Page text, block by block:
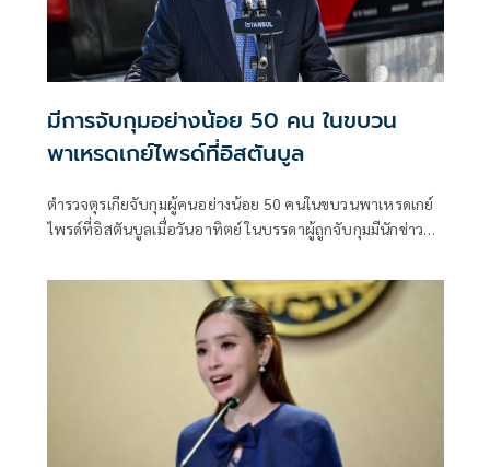
มีการจับกุมอย่างน้อย 50 คน ในขบวน
พาเหรดเกย์ไพรด์ที่อิสตันบูล
ตำรวจตุรเกียจับกุมผู้คนอย่างน้อย 50 คนในขบวนพาเหรดเกย์
ไพรด์ที่อิสตันบูลเมื่อวันอาทิตย์ ในบรรดาผู้ถูกจับกุมมีนักข่าว